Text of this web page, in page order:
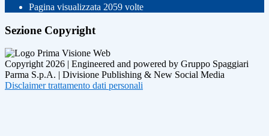
Pagina visualizzata 2059 volte
Sezione Copyright
Copyright 2026 | Engineered and powered by Gruppo Spaggiari
Parma S.p.A. | Divisione Publishing & New Social Media
Disclaimer trattamento dati personali